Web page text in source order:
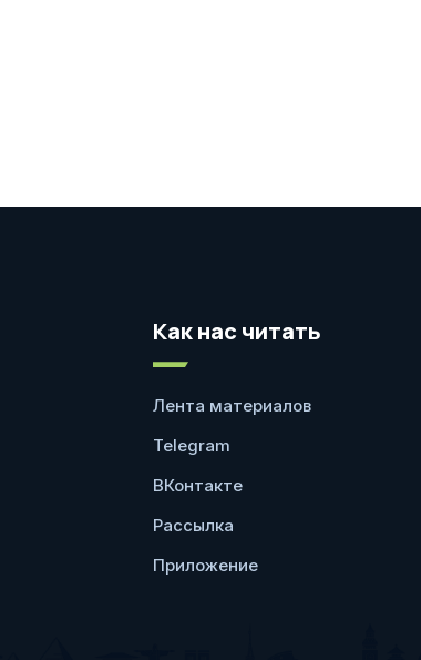
Как нас читать
Лента материалов
Telegram
ВКонтакте
Рассылка
Приложение